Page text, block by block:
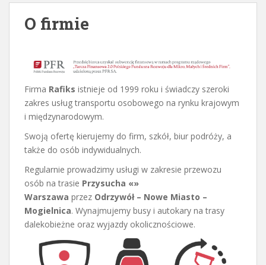
O firmie
Firma Rafiks istnieje od 1999 roku i świadczy szeroki
zakres usług transportu osobowego na rynku krajowym
i międzynarodowym.
Swoją ofertę kierujemy do firm, szkół, biur podróży, a
także do osób indywidualnych.
Regularnie prowadzimy usługi w zakresie przewozu
osób na trasie Przysucha «»
Warszawa przez Odrzywół – Nowe Miasto –
Mogielnica. Wynajmujemy busy i autokary na trasy
dalekobieżne oraz wyjazdy okolicznościowe.